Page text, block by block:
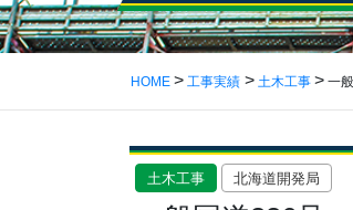
HOME 工事実績 土木工事 一
土木工事 北海道開発局